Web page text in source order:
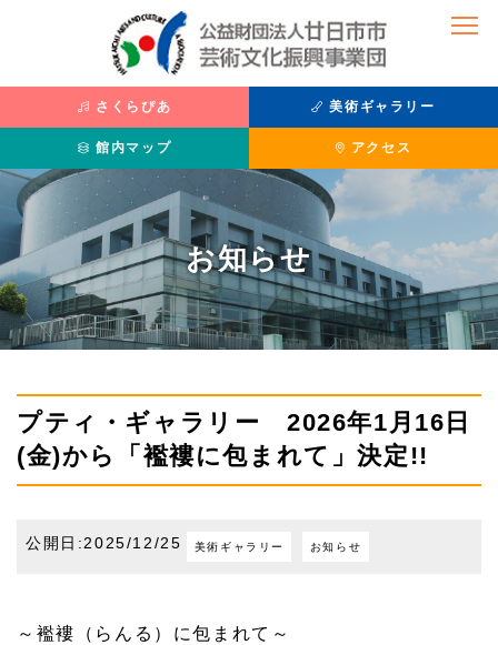
さくらぴあ
公演を観たい
公演情報
座席表
チケット購入方法
さくらぴあ
美術ギャラリー
美術を鑑賞したい
主催展覧会
過去の展覧
収蔵品紹介
利用案内
館内マップ アクセス
お知らせ
プティ・ギャラリー 2026年1月16日
(金)から「襤褸に包まれて」決定!!
公開日:2025/12/25 美術ギャラリー お知らせ
～襤褸（らんる）に包まれて～